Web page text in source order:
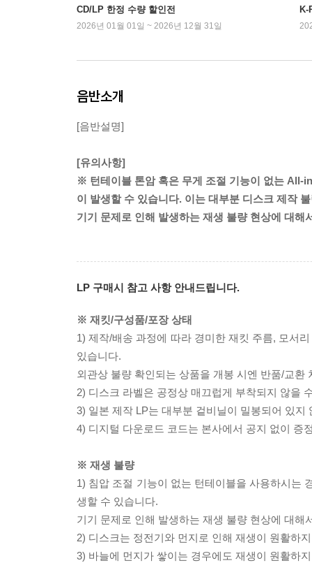
CD/LP 한정 수량 할인전
2026년 01월 01일 ~ 2026년 12월 31일
K-
음반소개
[음반설명]
[유의사항]
※ 턴테이블 톤암 혹은 무게 조절 기능이 없는 All-
이 발생할 수 있습니다. 이는 대부분 디스크 제작
기기 문제로 인해 발생하는 재생 불량 현상에 대
LP 구매시 참고 사항 안내드립니다.
※ 재킷/구성품/포장 상태
1) 제작/배송 과정에 따라 경미한 재킷 주름, 모서
있습니다.
외관상 불량 확인되는 상품을 개봉 시엔 반품/교환
2) 디스크 라벨은 공정상 매끄럽게 부착되지 않을
3) 일본 제작 LP는 대부분 겉비닐이 밀봉되어 있지
4) 디지털 다운로드 코드는 본사에서 공지 없이 증
※ 재생 불량
1) 침압 조절 기능이 없는 턴테이블을 사용하시는
생할 수 있습니다.
기기 문제로 인해 발생하는 재생 불량 현상에 대
2) 디스크는 정전기와 먼지로 인해 재생이 원활하
3) 바늘에 먼지가 쌓이는 경우에도 재생이 원활하